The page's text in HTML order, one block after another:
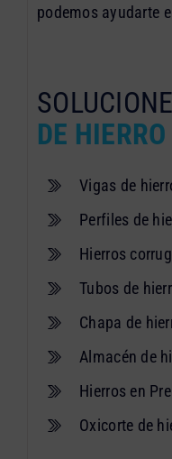
podemos ayudarte
DE HIERRO
Vigas de
Perfiles de
Hierros
Tubos de
Chapa de
Almacén de
Hierros en
Oxicorte de